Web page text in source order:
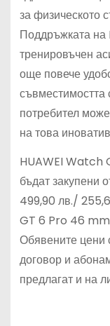
за физическото
Поддръжката на
тренировъчен
още повече
съвместимостта
потребител
на това
HUAWEI Watch
бъдат закупени
499,90 лв./
GT 6 Pro 46
Обявените цени
договор и
предлагат и на